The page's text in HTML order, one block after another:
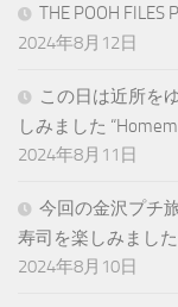
THE POOH FILES
2024年8月12日
この日は近所を
しみました
2024年8月11日
今回の金沢プチ
寿司を楽しみました
2024年8月10日